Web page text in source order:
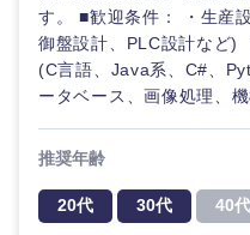
す。 ■歓迎条件： ・生産
御盤設計、PLC設計など)
(C言語、Java系、C#、
ータベース、画像処理、
推奨年齢
20代 30代 40代